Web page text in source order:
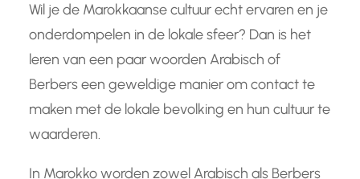
Wil je de Marokkaanse cultuur echt ervaren en je
onderdompelen in de lokale sfeer? Dan is het
leren van een paar woorden Arabisch of
Berbers een geweldige manier om contact te
maken met de lokale bevolking en hun cultuur te
waarderen.
In Marokko worden zowel Arabisch als Berbers